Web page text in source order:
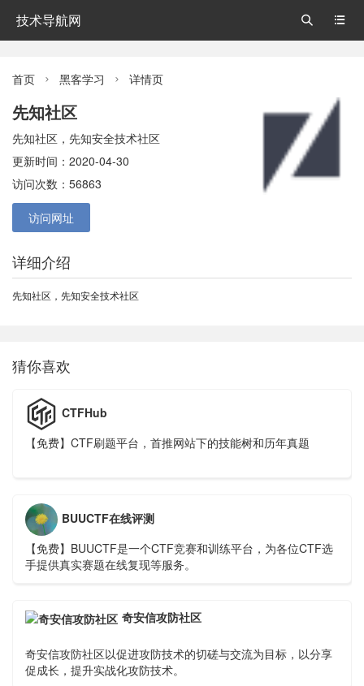
技术导航网 

首页  黑客学习  详情页
先知社区
先知社区，先知安全技术社区
更新时间：2020-04-30
访问次数：56863
访问网址
详细介绍
先知社区，先知安全技术社区
猜你喜欢
CTFHub
【免费】CTF刷题平台，首推网站下的技能树和历年真题
BUUCTF在线评测
【免费】BUUCTF是一个CTF竞赛和训练平台，为各位CTF选
手提供真实赛题在线复现等服务。
奇安信攻防社区
奇安信攻防社区以促进攻防技术的切磋与交流为目标，以分享
促成长，提升实战化攻防技术。